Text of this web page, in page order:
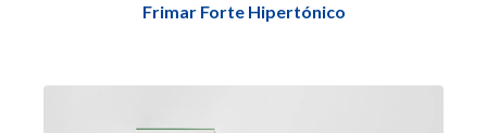
Frimar Forte Hipertónico